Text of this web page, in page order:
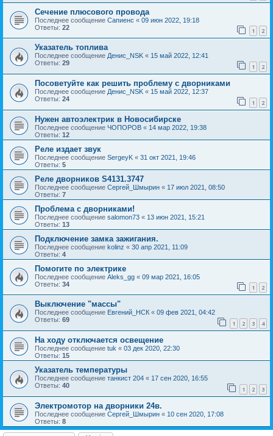
Сечение плюсового провода
Последнее сообщение Сапиенс « 09 июн 2022, 19:18
Ответы: 22 1 2
Указатель топлива
Последнее сообщение Денис_NSK « 15 май 2022, 12:41
Ответы: 29 1 2
Посоветуйте как решить проблему с дворниками
Последнее сообщение Денис_NSK « 15 май 2022, 12:37
Ответы: 24 1 2
Нужен автоэлектрик в Новосибирске
Последнее сообщение ЧОПОРОВ « 14 мар 2022, 19:38
Ответы: 12
Реле издает звук
Последнее сообщение SergeyK « 31 окт 2021, 19:46
Ответы: 5
Реле дворников S4131.3747
Последнее сообщение Сергей_Шмырин « 17 июл 2021, 08:50
Ответы: 7
Проблема с дворниками!
Последнее сообщение salomon73 « 13 июн 2021, 15:21
Ответы: 13
Подключение замка зажигания.
Последнее сообщение kolinz « 30 апр 2021, 11:09
Ответы: 4
Помогите по электрике
Последнее сообщение Aleks_gg « 09 мар 2021, 16:05
Ответы: 34 1 2
Выключение "массы"
Последнее сообщение Евгений_НСК « 09 фев 2021, 04:42
Ответы: 69 1 2 3 4
На ходу отключается освещение
Последнее сообщение tuk « 03 дек 2020, 22:30
Ответы: 15
Указатель температуры
Последнее сообщение танкист 204 « 17 сен 2020, 16:55
Ответы: 40 1 2 3
Электромотор на дворники 24в.
Последнее сообщение Сергей_Шмырин « 10 сен 2020, 17:08
Ответы: 8